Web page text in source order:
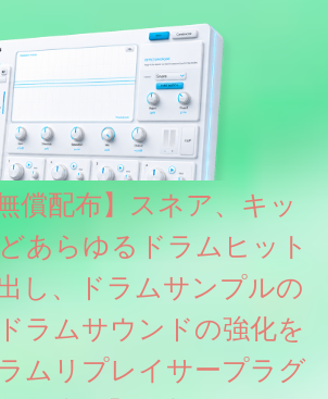
す。総容量も7GBを超えます。複数の設定に
ているため、あらかじめアルペジオがプロ
セットも多いですが、アルペジオを切るこ
。 ほとんどのシンセライブラリは、音を一
ロシティで音量を調整します。 しかし、
ビンテージシンセを含む様々な音源から、
ヤーにわたって録音し、各レイヤーを整形
した場合と強く演奏した場合で、全く異な
単に音量を変えただけの同じ音ではありま
償配布】スネア、キッ
あらゆるドラムヒット
し、ドラムサンプルの
ラムサウンドの強化を
ムリプレイサープラグ